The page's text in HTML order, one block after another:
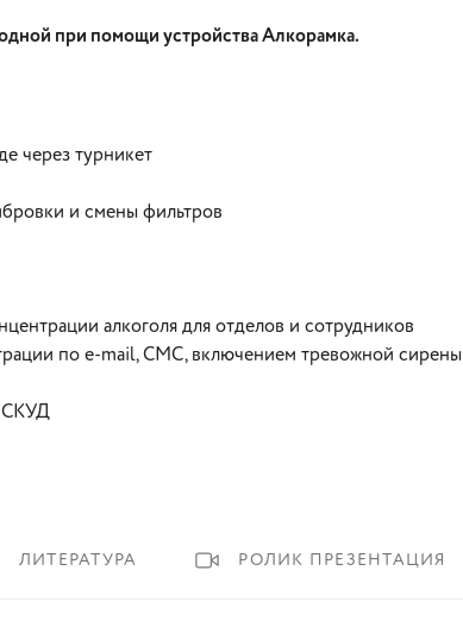
при помощи устройства Алкорамка.
через турникет
и смены фильтров
алкоголя для отделов и сотрудников
по e-mail, СМС, включением тревожной сирены
СКУД
ЛИТЕРАТУРА РОЛИК ПРЕЗЕНТАЦИЯ